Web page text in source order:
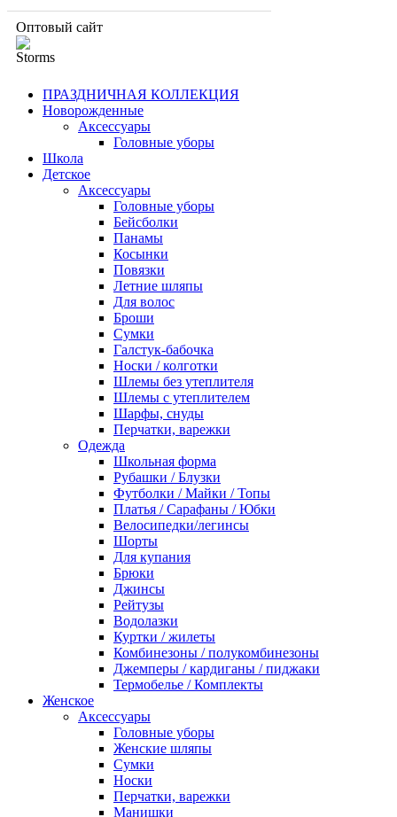
Оптовый сайт
ПРАЗДНИЧНАЯ КОЛЛЕКЦИЯ
Новорожденные
Аксессуары
Головные уборы
Школа
Детское
Аксессуары
Головные уборы
Бейсболки
Панамы
Косынки
Повязки
Летние шляпы
Для волос
Броши
Сумки
Галстук-бабочка
Носки / колготки
Шлемы без утеплителя
Шлемы с утеплителем
Шарфы, снуды
Перчатки, варежки
Одежда
Школьная форма
Рубашки / Блузки
Футболки / Майки / Топы
Платья / Сарафаны / Юбки
Велосипедки/легинсы
Шорты
Для купания
Брюки
Джинсы
Рейтузы
Водолазки
Куртки / жилеты
Комбинезоны / полукомбинезоны
Джемперы / кардиганы / пиджаки
Термобелье / Комплекты
Женское
Аксессуары
Головные уборы
Женские шляпы
Сумки
Носки
Перчатки, варежки
Манишки